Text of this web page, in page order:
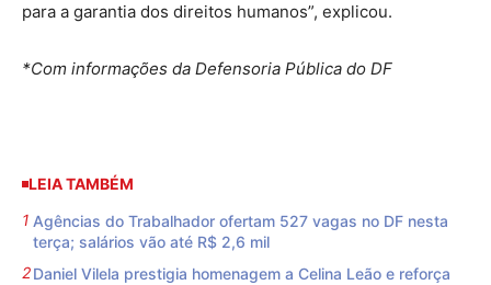
para a garantia dos direitos humanos”, explicou.
*Com informações da Defensoria Pública do DF
LEIA TAMBÉM
Agências do Trabalhador ofertam 527 vagas no DF nesta
terça; salários vão até R$ 2,6 mil
Daniel Vilela prestigia homenagem a Celina Leão e reforça